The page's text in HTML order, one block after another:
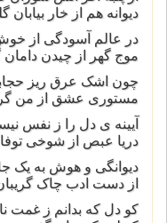
دیوانه هم از خار بیابان
در عالم آسودگی از
موج گهر از چیدن دامان
چون اشک عرق ریز
مستوری عشق از من
آیینه ی دل را ز نفس
دریا عبص از شوخی
دیوانگی و هوش به یک
از دست ادب چاک
کو دل که بدانم ز